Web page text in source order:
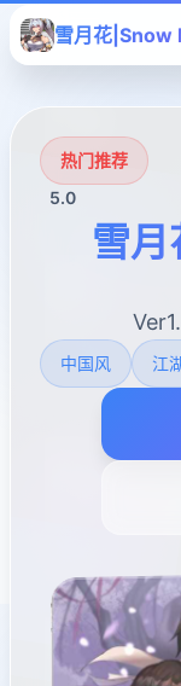
雪月花
热门推荐
5.0
雪
中国风 江